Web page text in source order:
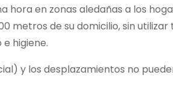
hora en zonas aledañas a los
metros de su domicilio, sin
higiene.
y los desplazamientos no